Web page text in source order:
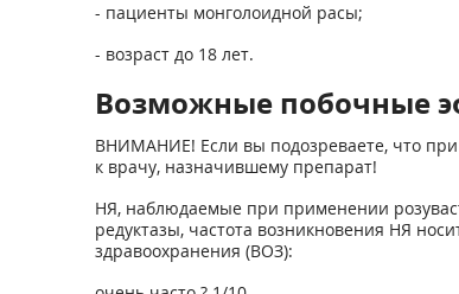
- пациенты монголоидной расы;
- возраст до 18 лет.
Возможные побочные
ВНИМАНИЕ! Если вы подозреваете, что при
к врачу, назначившему препарат!
НЯ, наблюдаемые при применении
редуктазы, частота возникновения НЯ
здравоохранения (ВОЗ):